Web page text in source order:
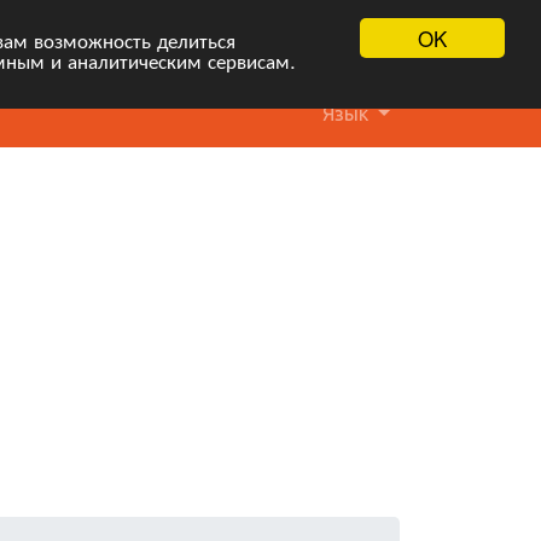
OK
возможность делиться
и аналитическим сервисам.
Язык